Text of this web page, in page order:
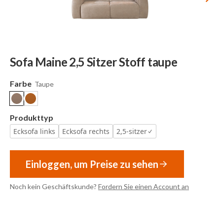
Sofa Maine 2,5 Sitzer Stoff taupe
Farbe Taupe
Produkttyp
Ecksofa links
Ecksofa rechts 2,5-sitzer
Einloggen, um Preise zu sehen
Noch kein Geschäftskunde? Fordern Sie einen Account an